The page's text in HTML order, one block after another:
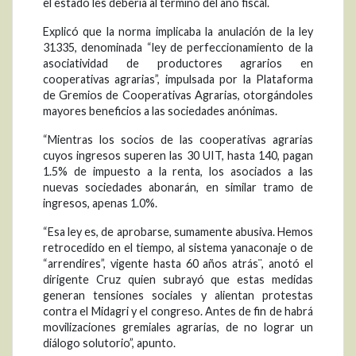
el estado les debería al término del año fiscal.
Explicó que la norma implicaba la anulación de la ley
31335, denominada “ley de perfeccionamiento de la
asociatividad de productores agrarios en
cooperativas agrarias”, impulsada por la Plataforma
de Gremios de Cooperativas Agrarias, otorgándoles
mayores beneficios a las sociedades anónimas.
“Mientras los socios de las cooperativas agrarias
cuyos ingresos superen las 30 UIT, hasta 140, pagan
1.5% de impuesto a la renta, los asociados a las
nuevas sociedades abonarán, en similar tramo de
ingresos, apenas 1.0%.
“Esa ley es, de aprobarse, sumamente abusiva. Hemos
retrocedido en el tiempo, al sistema yanaconaje o de
“arrendires”, vigente hasta 60 años atrás¨, anotó el
dirigente Cruz quien subrayó que estas medidas
generan tensiones sociales y alientan protestas
contra el Midagri y el congreso. Antes de fin de habrá
movilizaciones gremiales agrarias, de no lograr un
diálogo solutorio”, apunto.